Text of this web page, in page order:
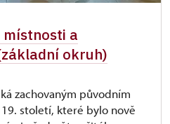
místnosti a
okruh)
zachovaným původním
století, které bylo nově